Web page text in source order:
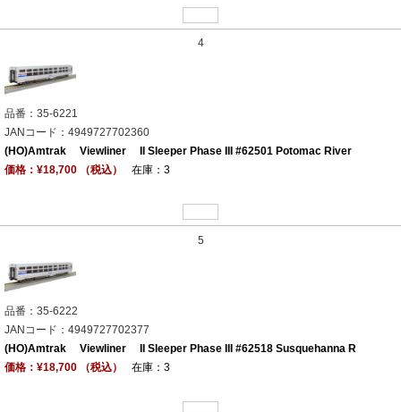
4
品番：35-6221
JANコード：4949727702360
(HO)Amtrak Viewliner II Sleeper Phase III #62501 Potomac River
価格：¥18,700 （税込）
在庫：3
5
品番：35-6222
JANコード：4949727702377
(HO)Amtrak Viewliner II Sleeper Phase III #62518 Susquehanna R
価格：¥18,700 （税込）
在庫：3